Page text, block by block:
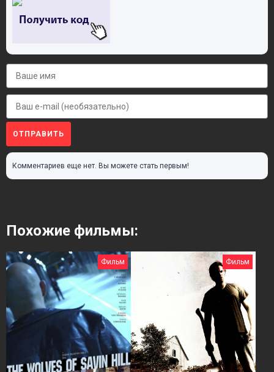
ОТПРАВИТЬ
Комментариев еще нет. Вы можете стать первым!
Похожие фильмы:
Фильм Фильм